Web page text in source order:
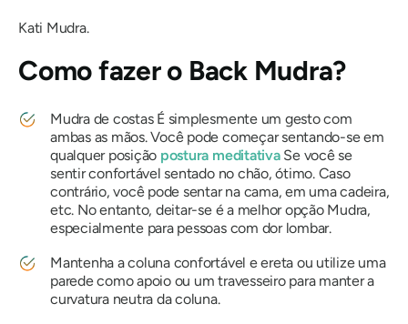
Kati Mudra.
Como fazer o BackMudra?
Mudra de costasÉ simplesmente um gesto com
ambas as mãos. Você pode começar sentando-se em
qualquer posição postura meditativaSe você se
sentir confortável sentado no chão, ótimo. Caso
contrário, você pode sentar na cama, em uma cadeira,
etc. No entanto, deitar-se é a melhor opção Mudra,
especialmente para pessoas com dor lombar.
Mantenha a coluna confortável e ereta ou utilize uma
parede como apoio ou um travesseiro para manter a
curvatura neutra da coluna.